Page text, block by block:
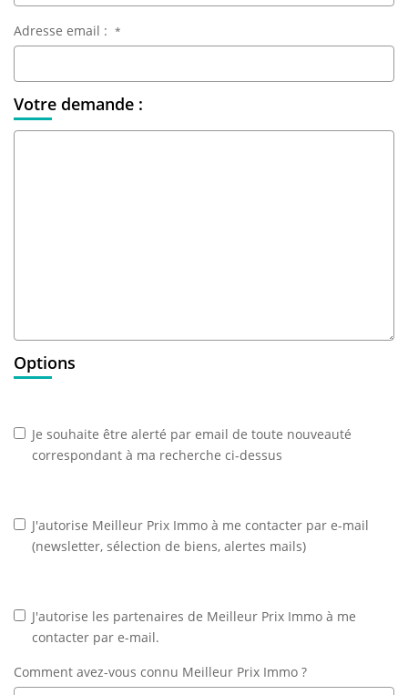
Adresse email : *
Votre demande :
Options
Je souhaite être alerté par email de toute nouveauté
correspondant à ma recherche ci-dessus
J'autorise Meilleur Prix Immo à me contacter par e-mail
(newsletter, sélection de biens, alertes mails)
J'autorise les partenaires de Meilleur Prix Immo à me
contacter par e-mail.
Comment avez-vous connu Meilleur Prix Immo ?